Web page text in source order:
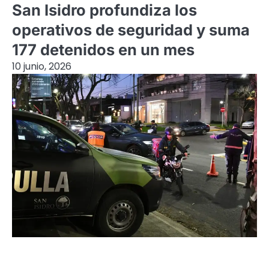
San Isidro profundiza los
operativos de seguridad y suma
177 detenidos en un mes
10 junio, 2026